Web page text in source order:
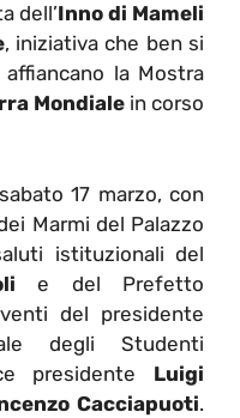
dell’Inno di Mameli
, iniziativa che ben si
la Mostra
Mondiale in corso
17 marzo, con
Marmi del Palazzo
istituzionali del
e del Prefetto
del presidente
degli Studenti
presidente Luigi
Cacciapuoti.